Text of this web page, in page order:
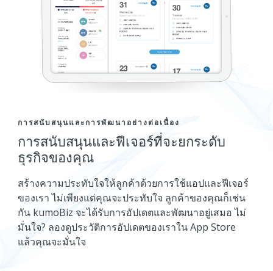
การสนับสนุนและการพัฒนาอย่างต่อเนื่อง
การสนับสนุนและฟีเจอร์ที่จะยกระดับ
ธุรกิจของคุณ
สร้างความประทับใจให้ลูกค้าด้วยการใช้แอปและฟีเจอร์
ของเรา ไม่เพียงแต่คุณจะประทับใจ ลูกค้าของคุณก็เช่น
กัน kumoBiz จะได้รับการอัปเดตและพัฒนาอยู่เสมอ ไม่
มั่นใจ? ลองดูประวัติการอัปเดตของเราใน App Store
แล้วคุณจะมั่นใจ